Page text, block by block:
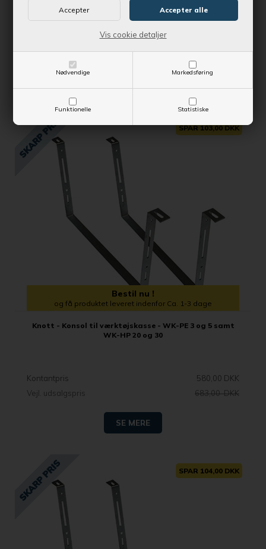
Nødvendige Markedsføring
Funktionelle Statistiske
Vis cookie detaljer
Vejl. udsalgspris
693,00 DKK
SPAR 103,00 DKK
Bestil nu !
og få produktet leveret indenfor Ca. 1-3 dage
Knott - Konsol til værktøjskasse - WK-PE 3 og 5 samt
WK-HP 20 og 30
Kontantpris
580,00 DKK
Vejl. udsalgspris
683,00 DKK
SE MERE
SPAR 104,00 DKK